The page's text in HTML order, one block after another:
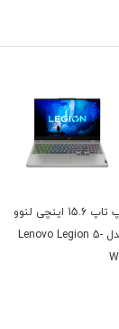
لپ تاپ 15.6 اینچی لنوو
مدل Lenovo Legion 5-